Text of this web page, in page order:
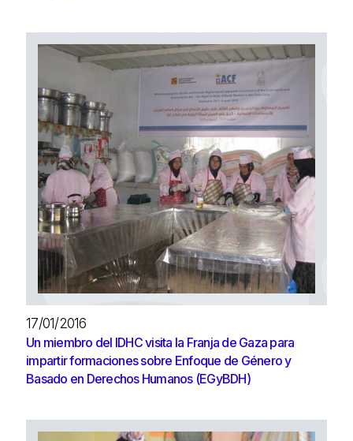
17/01/2016
Un miembro del IDHC visita la Franja de Gaza para
impartir formaciones sobre Enfoque de Género y
Basado en Derechos Humanos (EGyBDH)